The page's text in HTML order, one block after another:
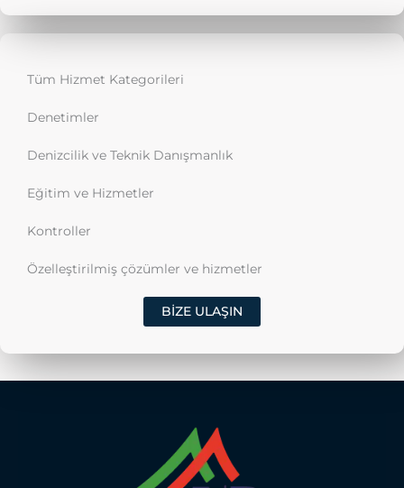
Tüm Hizmet Kategorileri
Denetimler
Denizcilik ve Teknik Danışmanlık
Eğitim ve Hizmetler
Kontroller
Özelleştirilmiş çözümler ve hizmetler
BIZE ULAŞIN